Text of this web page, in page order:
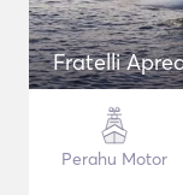
Fratelli
Perahu Motor